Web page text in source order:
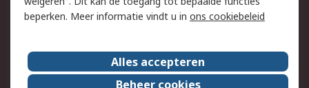
Algemene
verkoopvoorwaarden
Over RS
RS Group Over ons
beperken. Meer informatie vindt u in ons cookiebeleid
Alles accepteren
Beheer cookies